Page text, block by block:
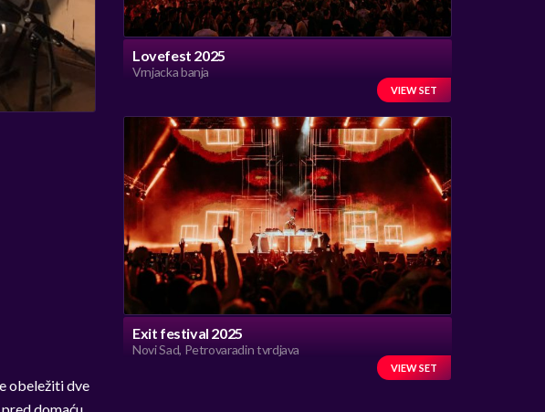
obeležiti dve
Lovefest 2025
Vrnjacka banja
VIEW SET
Exit festival 2025
Novi Sad, Petrovaradin tvrdjava
VIEW SET